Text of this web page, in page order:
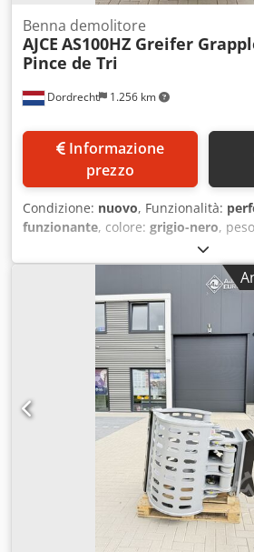
Dordrecht 1.256 km
Benna demolitore
AJCE AS100HZ Greifer
Pince de Tri
prezzo
Condizione: nuovo, Funzionalità:
funzionante, colore: grigio-nero,
, Anno di
benna selezionatrice AJCE Europe
820 kg non rotante. Dotata di serie di
intercambiabili, doppio cilindro e
sicurezza/mantenimento carico.
escavatori da 16 a 22 tonnellate.
per lavori di demolizione pesante.
gamma completa di pinze
presso il nostro magazzino nei Paesi
anche in versione non rotante!
dettagli. Spedizione in tutto il mondo.
Pince de Tri, Greifer, Grapin.